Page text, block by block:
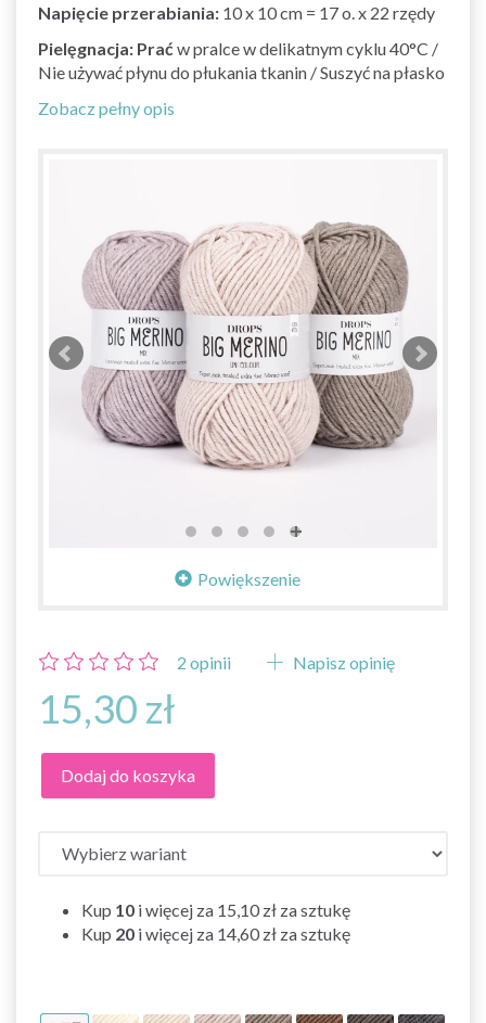
Napięcie przerabiania: 10 x 10 cm = 17 o. x 22 rzędy
Pielęgnacja: Prać w pralce w delikatnym cyklu 40°C /
Nie używać płynu do płukania tkanin / Suszyć na płasko
Zobacz pełny opis
Powiększenie
2 opinii Napisz opinię
15,30 zł
Dodaj do koszyka
Kup 10 i więcej za 15,10 zł za sztukę
Kup 20 i więcej za 14,60 zł za sztukę